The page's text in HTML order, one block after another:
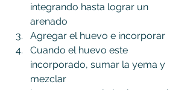
integrando hasta lograr un
arenado
Agregar el huevo e incorporar
Cuando el huevo este
incorporado, sumar la yema y
mezclar